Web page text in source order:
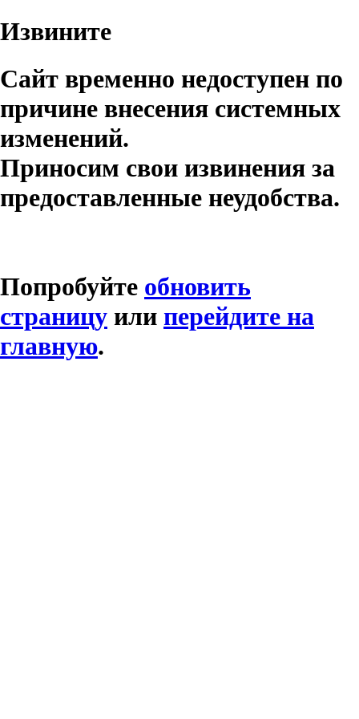
Извините
Сайт временно недоступен по
причине внесения системных
изменений.
Приносим свои извинения за
предоставленные неудобства.
Попробуйте обновить
страницу или перейдите на
главную.